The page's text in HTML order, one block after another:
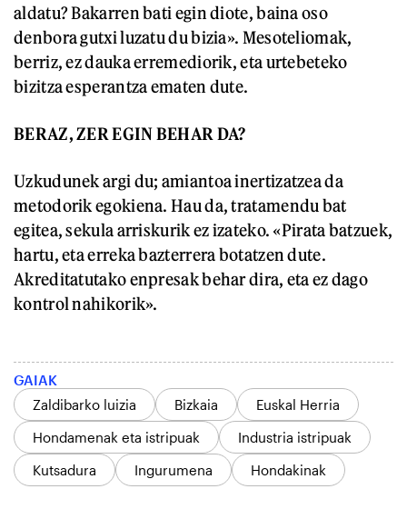
aldatu? Bakarren bati egin diote, baina oso
denbora gutxi luzatu du bizia». Mesoteliomak,
berriz, ez dauka erremediorik, eta urtebeteko
bizitza esperantza ematen dute.
BERAZ, ZER EGIN BEHAR DA?
Uzkudunek argi du; amiantoa inertizatzea da
metodorik egokiena. Hau da, tratamendu bat
egitea, sekula arriskurik ez izateko. «Pirata batzuek,
hartu, eta erreka bazterrera botatzen dute.
Akreditatutako enpresak behar dira, eta ez dago
kontrol nahikorik».
GAIAK
Zaldibarko luizia
Bizkaia
Euskal Herria
Hondamenak eta istripuak
Industria istripuak
Kutsadura
Ingurumena Hondakinak